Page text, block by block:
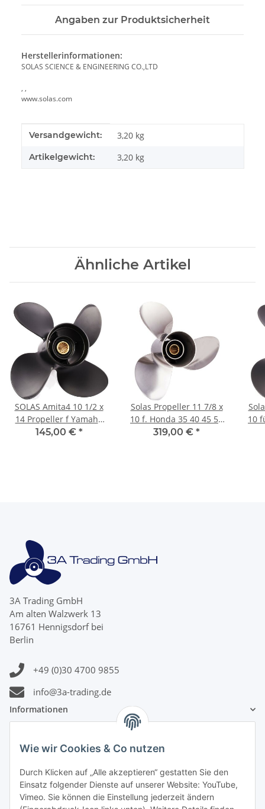
Wie wir Cookies & Co nutzen
Durch Klicken auf „Alle akzeptieren“ gestatten Sie den
Einsatz folgender Dienste auf unserer Website: YouTube,
Vimeo. Sie können die Einstellung jederzeit ändern
Angaben zur Produktsicherheit
Herstellerinformationen:
SOLAS SCIENCE & ENGINEERING CO.,LTD
, ,
www.solas.com
Produkteigenschaft
Wert
Versandgewicht: 3,20 kg
Artikelgewicht: 3,20 kg
Ähnliche Artikel
SOLAS Amita4 10 1/2 x
14 Propeller f Yamaha
Honda 40-60PS 3-
145,00 € *
Solas Propeller 11 7/8 x
10 f. Honda 35 40 45 50
60 PS 3-Blatt Edelstahl
319,00 € *
10
3A Trading GmbH
Am alten Walzwerk 13
16761 Hennigsdorf bei
Berlin
+49 (0)30 4700 9855
info@3a-trading.de
Informationen
Gesetzliche Informationen
Zahlungsinformationen